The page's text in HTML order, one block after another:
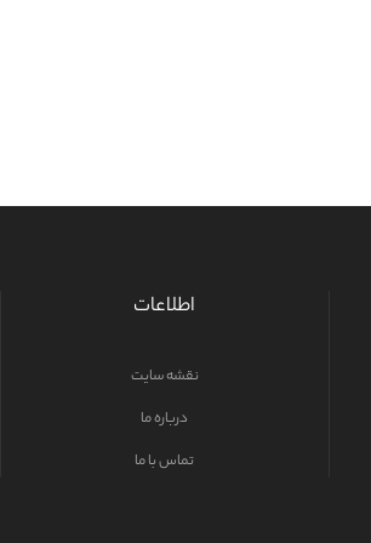
اطلاعات
نقشه سایت
درباره ما
تماس با ما